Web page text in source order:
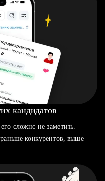
кандидатов
сложно не заметить.
раньше конкурентов, выше